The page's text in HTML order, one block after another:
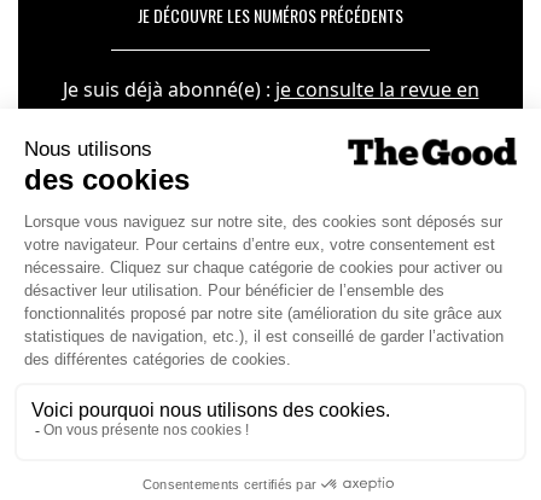
JE DÉCOUVRE LES NUMÉROS PRÉCÉDENTS
Je suis déjà abonné(e) : je consulte la revue en
SUIVEZ-NOUS